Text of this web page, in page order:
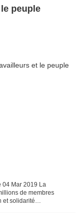
peuple
04 Mar 2019 La
de membres
et solidarité